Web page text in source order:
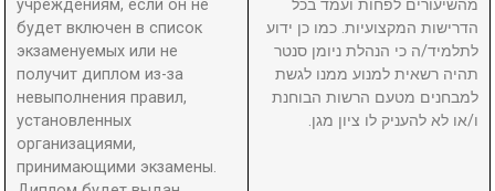
учреждениям, если он не
будет включен в список
экзаменуемых или не
получит диплом из-за
невыполнения правил,
установленных
организациями,
принимающими экзамены.
מהשיעורים לפחות ועמד בכל
הדרישות המקצועיות. כמו כן ידוע
לתלמיד/ה כי הנהלת ניומן סנטר
תהיה רשאית למנוע ממנו לגשת
למבחנים מטעם הרשות הבוחנת
ו/או לא להעניק לו ציון מגן.